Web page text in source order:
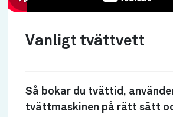
Vanligt tvättvett
Så bokar du tvättid,
tvättmaskinen på rätt sätt